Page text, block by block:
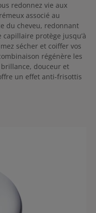
redonnez vie aux
associé au
du cheveu, redonnant
protège jusqu’à
sécher et coiffer vos
régénère les
douceur et
un effet anti-frisottis